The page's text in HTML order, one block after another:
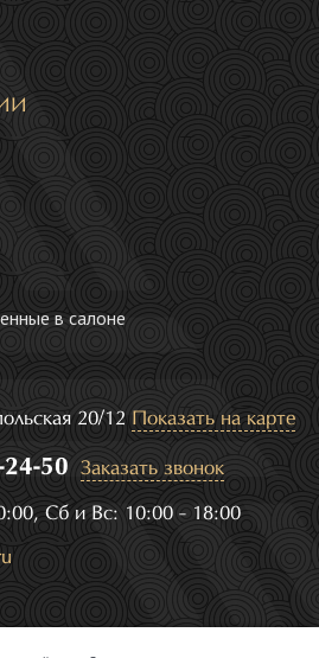
в салоне
20/12 Показать на карте
50 Заказать звонок
Сб и Вс: 10:00 - 18:00